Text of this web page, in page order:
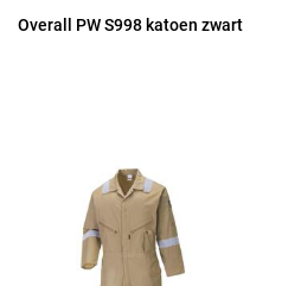
Overall PW S998 katoen zwart